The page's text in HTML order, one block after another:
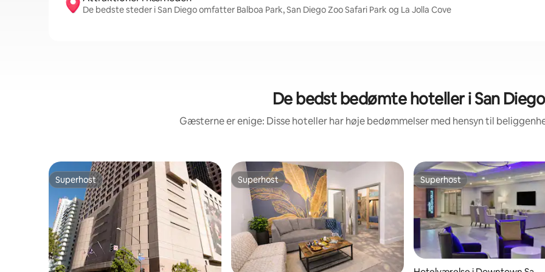
De bedste steder i San Diego omfatter Balboa Park, San Diego Zoo Safari Park og La Jolla Cove
De bedst bedømte hoteller i San Diego
Gæsterne er enige: Disse hoteller har høje bedømmelser med hensyn til
Superhost
Superhost Superhost
Superhost Superhost
Superhost